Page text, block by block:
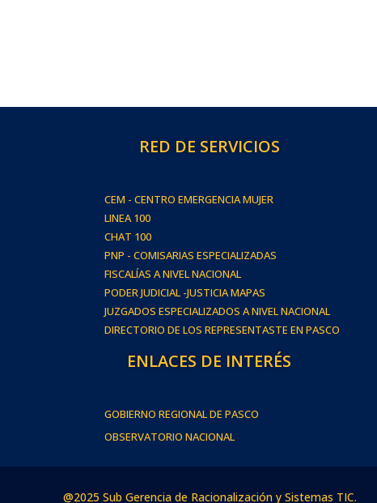
RED DE SERVICIOS
CEM - CENTRO EMERGENCIA MUJER
LINEA 100
CHAT 100
PNP - COMISARIAS ESPECIALIZADAS
FISCALÍAS A NIVEL NACIONAL
PODER JUDICIAL -JUSTICIA MAPAS
JUZGADOS ESPECIALIZADOS A NIVEL NACIONAL
DIRECTORIO DE LOS REPRESENTASTE EN PASCO
ENLACES DE INTERÉS
GOBIERNO REGIONAL DE PASCO
OBSERVATORIO NACIONAL
@2025 Sub Gerencia de Racionalización y Sistemas TIC.